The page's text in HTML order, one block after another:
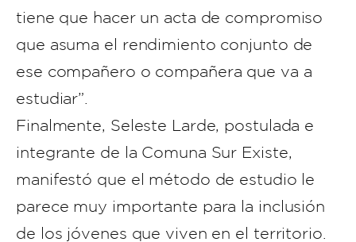
tiene que hacer un acta de compromiso
que asuma el rendimiento conjunto de
ese compañero o compañera que va a
estudiar”.
Finalmente, Seleste Larde, postulada e
integrante de la Comuna Sur Existe,
manifestó que el método de estudio le
parece muy importante para la inclusión
de los jóvenes que viven en el territorio.